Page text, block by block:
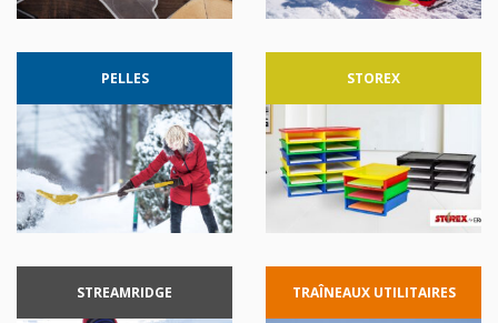
PELLES STOREX
STREAMRIDGE TRAÎNEAUX UTILITAIRES